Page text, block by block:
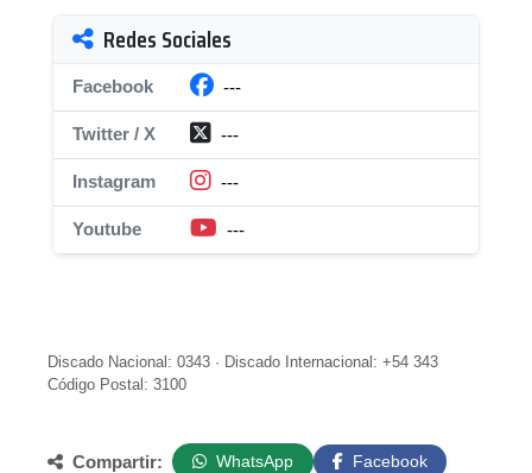
Redes Sociales
Facebook ---
Twitter / X ---
Instagram ---
Youtube ---
Discado Nacional: 0343 · Discado Internacional: +54 343
Código Postal: 3100
Compartir: WhatsApp
Facebook